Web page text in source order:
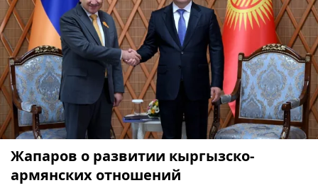
Жапаров о развитии кыргызско-
армянских отношений